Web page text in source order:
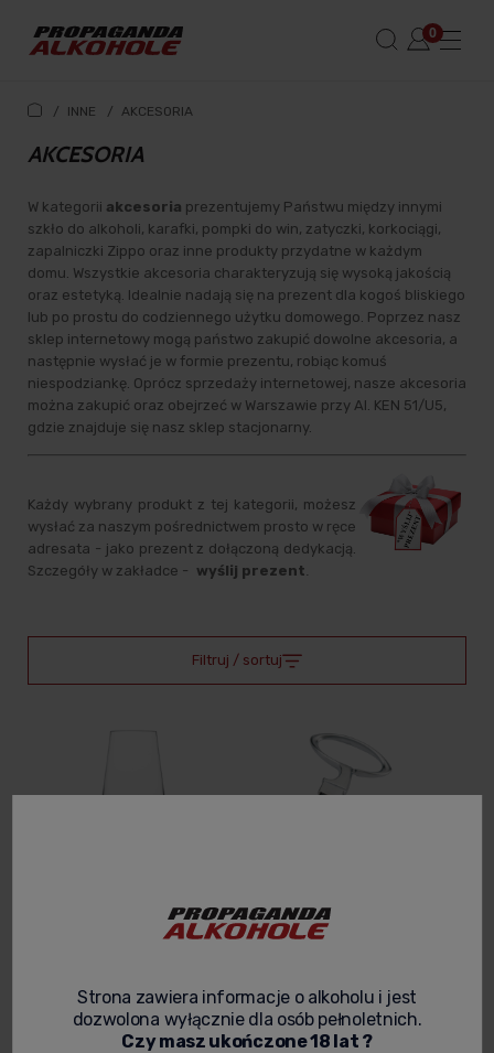
/ INNE / AKCESORIA
AKCESORIA
W kategorii akcesoria prezentujemy Państwu między innymi
szkło do alkoholi, karafki, pompki do win, zatyczki, korkociągi,
zapalniczki Zippo oraz inne produkty przydatne w każdym
domu. Wszystkie akcesoria charakteryzują się wysoką jakością
oraz estetyką. Idealnie nadają się na prezent dla kogoś bliskiego
lub po prostu do codziennego użytku domowego. Poprzez nasz
sklep internetowy mogą państwo zakupić dowolne akcesoria, a
następnie wysłać je w formie prezentu, robiąc komuś
niespodziankę. Oprócz sprzedaży internetowej, nasze akcesoria
można zakupić oraz obejrzeć w Warszawie przy Al. KEN 51/U5,
gdzie znajduje się nasz sklep stacjonarny.
Każdy wybrany produkt z tej kategorii, możesz
wysłać za naszym pośrednictwem prosto w ręce
adresata - jako prezent z dołączoną dedykacją.
Szczegóły w zakładce - wyślij prezent.
Filtruj / sortuj
297,00 zł
OPAKOWANIE
95,00 zł
Strona zawiera informacje o alkoholu i jest
dozwolona wyłącznie dla osób pełnoletnich.
Czy masz ukończone 18 lat ?